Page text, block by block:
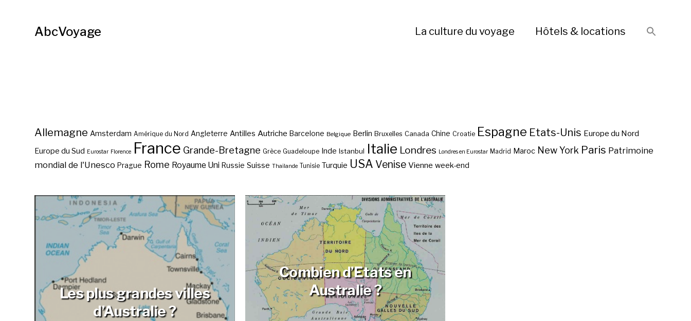
AbcVoyage La culture du voyage Hôtels & locations
Allemagne Amsterdam Amérique du Nord Angleterre Antilles Autriche Barcelone Belgique Berlin Bruxelles Canada Chine Croatie Espagne Etats-Unis Europe du Nord
Europe du Sud Eurostar Florence France Grande-Bretagne Grèce Guadeloupe Inde Istanbul Italie Londres Londres en Eurostar Madrid Maroc New York Paris Patrimoine
mondial de l'Unesco Prague Rome Royaume Uni Russie Suisse Thaïlande Tunisie Turquie USA Venise Vienne week-end
Les plus grandes villes
d’Australie ?
Combien d’Etats en
Australie ?